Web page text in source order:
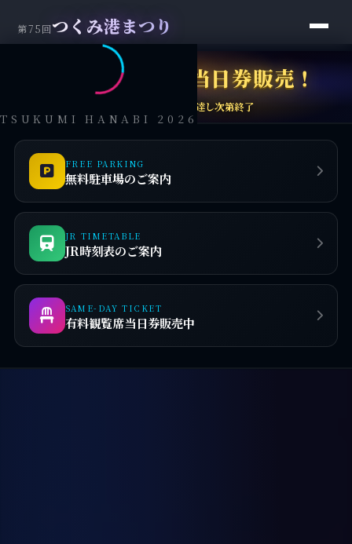
TSUKUMI HANABI 2026
第75回つくみ港まつり
有料観覧席当日券販売！
現金のみ・予定席数に達し次第終了
FREE PARKING
無料駐車場のご案内
JR TIMETABLE
JR時刻表のご案内
SAME-DAY TICKET
有料観覧席当日券販売中